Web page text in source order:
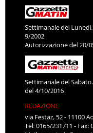
Settimanale del
9/2002
Autorizzazione del 20/
Settimanale del
del 4/10/2016
REDAZIONE
via Festaz, 52 - 11100
Tel: 0165/231711 - Fax: